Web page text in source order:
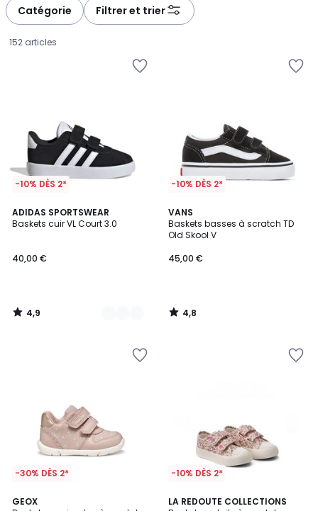
Catégorie Filtrer et trier
152 articles
-10% DÈS 2*
ADIDAS SPORTSWEAR
Baskets cuir VL Court 3.0
€.
40,00 €
4,9
/ 5
3
Couleurs
4,9
/
-10% DÈS 2*
VANS
Baskets basses à scratch TD
Old Skool V
45,00 €
4,8
/ 5
4,8
/
-30% DÈS 2*
GEOX
-10% DÈS 2*
LA REDOUTE COLLECTIONS
4